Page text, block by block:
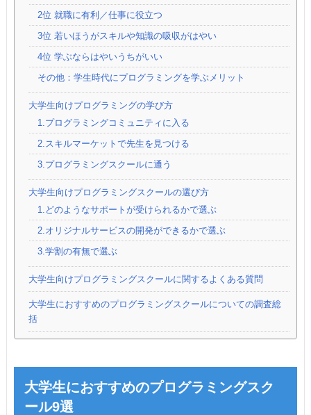
2位 就職に有利／仕事に役立つ
3位 若いほうがスキルや知識の吸収がはやい
4位 学ぶならはやいうちがいい
その他：学生時代にプログラミングを学ぶメリット
大学生向けプログラミングの学び方
1.プログラミングコミュニティに入る
2.スキルマーケットで先生を見つける
3.プログラミングスクールに通う
大学生向けプログラミングスクールの選び方
1.どのようなサポートが受けられるかで選ぶ
2.オリジナルサービスの開発ができるかで選ぶ
3.学割の有無で選ぶ
大学生向けプログラミングスクールに関するよくある質問
大学生におすすめのプログラミングスクールについての調査総
括
大学生におすすめのプログラミングスク
ール9選